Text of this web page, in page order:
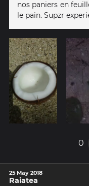
nos paniers en
le pain. Supzr
0
25 May 2018
Raiatea